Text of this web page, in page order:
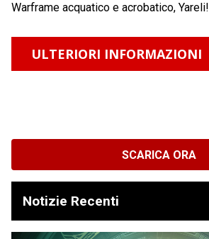
Warframe acquatico e acrobatico, Yareli!
ULTERIORI INFORMAZIONI
SCARICA ORA
Notizie Recenti